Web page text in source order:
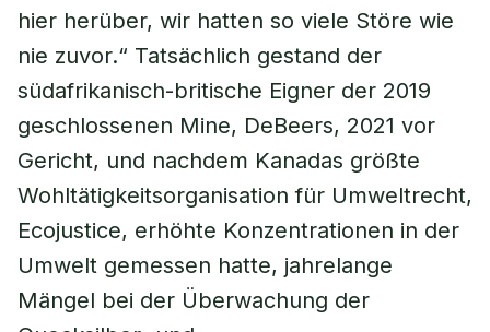
hier herüber, wir hatten so viele Störe wie
nie zuvor.“ Tatsächlich gestand der
südafrikanisch-britische Eigner der 2019
geschlossenen Mine, DeBeers, 2021 vor
Gericht, und nachdem Kanadas größte
Wohltätigkeitsorganisation für Umweltrecht,
Ecojustice, erhöhte Konzentrationen in der
Umwelt gemessen hatte, jahrelange
Mängel bei der Überwachung der